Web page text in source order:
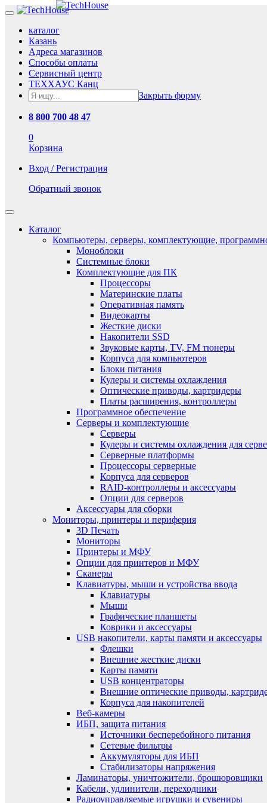
каталог
Казань
Адреса магазинов
Способы оплаты
Сервисный центр
ТЕХХАУС Канц
Закрыть форму
8 800 700 48 47
0
Корзина
Вход / Регистрация
Обратный звонок
Каталог
Компьютеры, серверы, комплектующие,
Моноблоки
Системные блоки
Комплектующие для ПК
Процессоры
Материнские платы
Оперативная память
Видеокарты
Жесткие диски
Накопители SSD
Звуковые карты, TV, FM тюнеры
Корпуса для компьютеров
Блоки питания
Кулеры и системы охлаждения
Оптические приводы, картридеры
Платы расширения, контроллеры
Программное обеспечение
Серверы и комплектующие
Серверы
Кулеры и системы охлаждения для
Серверные платформы
Процессоры серверные
Корпуса для серверов
RAID-контроллеры и аксессуары
Опции для серверов
Аксессуары для сборки
Мониторы, принтеры и периферия
3D Печать
Мониторы
Принтеры и МФУ
Опции для принтеров и МФУ
Сканеры
Клавиатуры, мыши и устройства ввода
Клавиатуры
Мыши
Графические планшеты
Коврики и аксессуары
USB накопители, карты памяти и аксессуары
Флешки
Внешние жесткие диски
Карты памяти
USB концентраторы
Внешние оптические приводы,
Корпуса для накопителей
Веб-камеры
ИБП, защита питания
Источники бесперебойного питания
Сетевые фильтры
Аккумуляторы для ИБП
Стабилизаторы напряжения
Ламинаторы, уничтожители, брошюровщики
Кабели, удлинители, переходники
Радиоуправляемые игрушки и сувениры